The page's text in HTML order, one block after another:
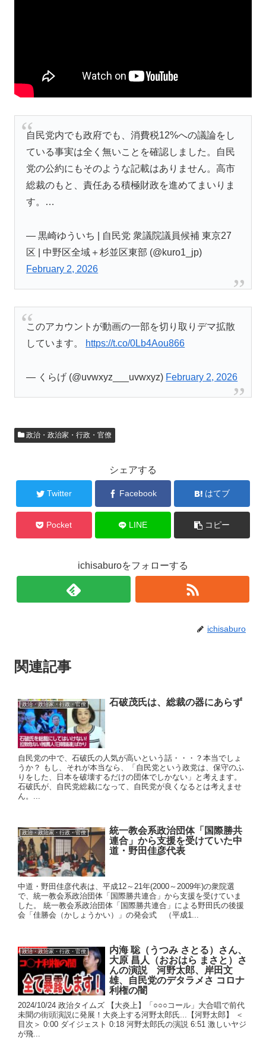
自民党内でも政府でも、消費税12%への議論をし
ている事実は全く無いことを確認しました。自民
党の公約にもそのような記載はありません。高市
総裁のもと、責任ある積極財政を進めてまいりま
す。…
— 黒崎ゆういち | 自民党 衆議院議員候補 東京27
区 | 中野区全域＋杉並区東部 (@kuro1_jp)
February 2, 2026
このアカウントが動画の一部を切り取りデマ拡散
しています。
https://t.co/0Lb4Aou866
— くらげ (@uvwxyz___uvwxyz) February 2, 2026
政治・政治家・行政・官僚
シェアする
Twitter Facebook はてブ
Pocket LINE コピー
ichisaburoをフォローする
ichisaburo
関連記事
政治・政治家・行政・官僚 石破茂氏は、総裁の器にあらず
自民党の中で、石破氏の人気が高いという話・・・？本当でしょ
うか？ もし、それが本当なら、「自民党という政党は、保守のふ
りをした、日本を破壊するだけの団体でしかない」と考えます。
石破氏が、自民党総裁になって、自民党が良くなるとは考えませ
ん。...
政治・政治家・行政・官僚
統一教会系政治団体「国際勝共
連合」から支援を受けていた中
道・野田佳彦代表
中道・野田佳彦代表は、平成12～21年(2000～2009年)の衆院選
で、統一教会系政治団体「国際勝共連合」から支援を受けていま
した。 統一教会系政治団体「国際勝共連合」による野田氏の後援
会「佳勝会（かしょうかい）」の発会式 （平成1...
政治・政治家・行政・官僚
内海 聡（うつみ さとる）さん、
大原 昌人（おおはら まさと）さ
んの演説 河野太郎、岸田文
雄、自民党のデタラメさ コロナ
利権の闇
2024/10/24 政治タイムズ 【大炎上】「○○○コール」大合唱で前代
未聞の街頭演説に発展！大炎上する河野太郎氏...【河野太郎】 ＜
目次＞ 0:00 ダイジェスト 0:18 河野太郎氏の演説 6:51 激しいヤジ
が飛...